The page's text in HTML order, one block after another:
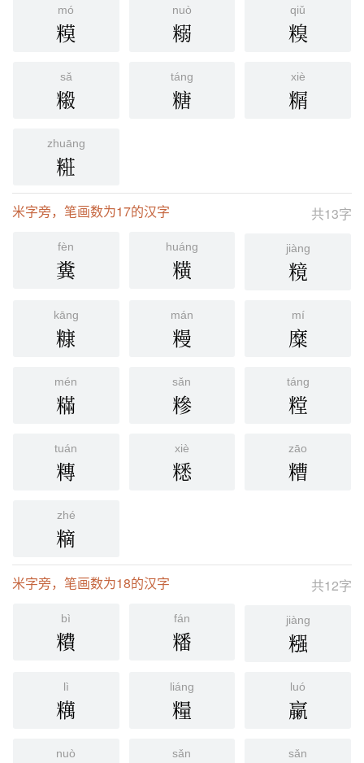
mó
糢
nuò
糑
qiǔ
糗
sǎ
䊛
táng
糖
xiè
糏
zhuāng
糚
共13字
米字旁，笔画数为17的汉字
fèn
糞
huáng
䊣
jiàng
糡
kāng
糠
mán
䊡
mí
糜
mén
䊟
sǎn
糝
táng
糛
tuán
䊜
xiè
䊝
zāo
糟
zhé
䊞
共12字
米字旁，笔画数为18的汉字
bì
䊧
fán
䊩
jiàng
糨
lì
䊪
liáng
糧
luó
䊨
nuò sǎn sǎn